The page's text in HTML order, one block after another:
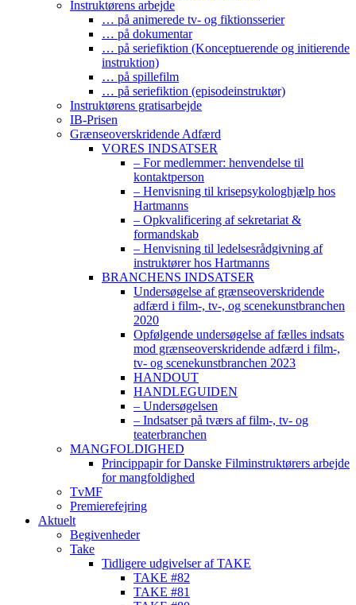
Instruktørens arbejde
… på animerede tv- og fiktionsserier
… på dokumentar
… på seriefiktion (Konceptuerende og initierende
instruktion)
… på spillefilm
… på seriefiktion (episodeinstruktør)
Instruktørens gratisarbejde
IB-Prisen
Grænseoverskridende Adfærd
VORES INDSATSER
– For medlemmer: henvendelse til
kontaktperson
– Henvisning til krisepsykologhjælp hos
Hartmanns
– Opkvalificering af sekretariat &
formandskab
– Henvisning til ledelsesrådgivning af
instruktører hos Hartmanns
BRANCHENS INDSATSER
Undersøgelse af grænseoverskridende
adfærd i film-, tv-, og scenekunstbranchen
2020
Opfølgende undersøgelse af fælles indsats
mod grænseoverskridende adfærd i film-,
tv- og scenekunstbranchen 2023
HANDOUT
HANDLEGUIDEN
– Undersøgelsen
– Indsatser på tværs af film-, tv- og
teaterbranchen
MANGFOLDIGHED
Princippapir for Danske Filminstruktørers arbejde
for mangfoldighed
TvMF
Premierefejring
Aktuelt
Begivenheder
Take
Tidligere udgivelser af TAKE
TAKE #82
TAKE #81